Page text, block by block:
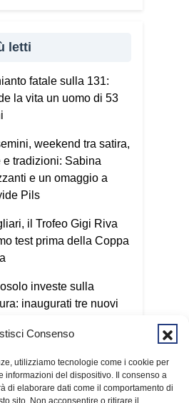
Consenso
utilizziamo tecnologie come i cookie per
informazioni del dispositivo. Il consenso a
di elaborare dati come il comportamento di
sito. Non acconsentire o ritirare il
letti
fatale sulla 131:
la vita un uomo di 53
weekend tra satira,
e tradizioni: Sabina
e un omaggio a
Pils
il Trofeo Gigi Riva
test prima della Coppa
investe sulla
inaugurati tre nuovi
arresti tra Cagliari e
Giovanni Suergiu